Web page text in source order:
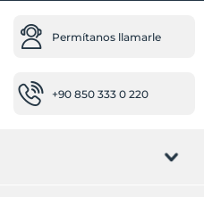
Permítanos llamarle
+90 850 333 0 220